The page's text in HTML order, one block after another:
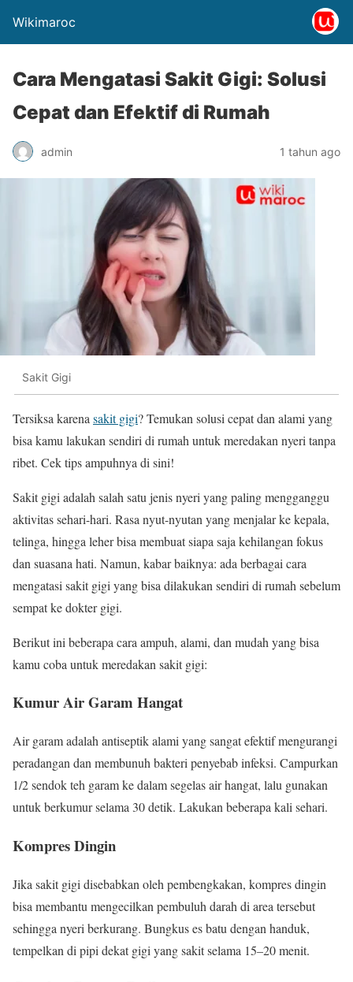
Wikimaroc
Cara Mengatasi Sakit Gigi: Solusi
Cepat dan Efektif di Rumah
admin 1 tahun ago
Sakit Gigi
Tersiksa karena sakit gigi? Temukan solusi cepat dan alami yang
bisa kamu lakukan sendiri di rumah untuk meredakan nyeri tanpa
ribet. Cek tips ampuhnya di sini!
Sakit gigi adalah salah satu jenis nyeri yang paling mengganggu
aktivitas sehari-hari. Rasa nyut-nyutan yang menjalar ke kepala,
telinga, hingga leher bisa membuat siapa saja kehilangan fokus
dan suasana hati. Namun, kabar baiknya: ada berbagai cara
mengatasi sakit gigi yang bisa dilakukan sendiri di rumah sebelum
sempat ke dokter gigi.
Berikut ini beberapa cara ampuh, alami, dan mudah yang bisa
kamu coba untuk meredakan sakit gigi:
Kumur Air Garam Hangat
Air garam adalah antiseptik alami yang sangat efektif mengurangi
peradangan dan membunuh bakteri penyebab infeksi. Campurkan
1/2 sendok teh garam ke dalam segelas air hangat, lalu gunakan
untuk berkumur selama 30 detik. Lakukan beberapa kali sehari.
Kompres Dingin
Jika sakit gigi disebabkan oleh pembengkakan, kompres dingin
bisa membantu mengecilkan pembuluh darah di area tersebut
sehingga nyeri berkurang. Bungkus es batu dengan handuk,
tempelkan di pipi dekat gigi yang sakit selama 15–20 menit.